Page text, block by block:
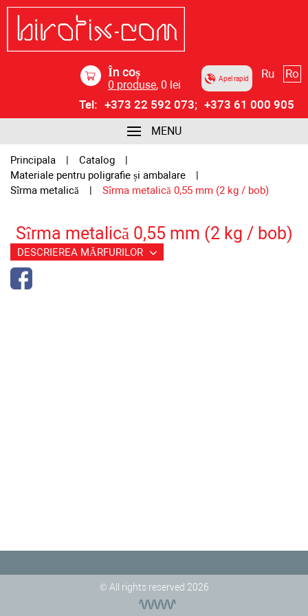
În coș
0 produse, 0 lei Apel rapid Ru Ro
Tel: +373 22 592 073; +373 61 000 905
MENU
Principala
Catalog
Materiale pentru poligrafie și ambalare
Sîrma metalică
Sîrma metalică 0,55 mm (2 kg / bob)
Sîrma metalică 0,55 mm (2 kg / bob)
DESCRIEREA MĂRFURILOR
© All rights reserved 2026